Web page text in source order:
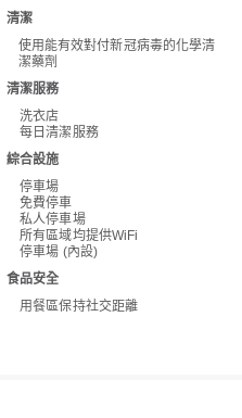
清潔
使用能有效對付新冠病毒的化學清
潔藥劑
清潔服務
洗衣店
每日清潔服務
綜合設施
停車場
免費停車
私人停車場
所有區域均提供WiFi
停車場 (內設)
食品安全
用餐區保持社交距離